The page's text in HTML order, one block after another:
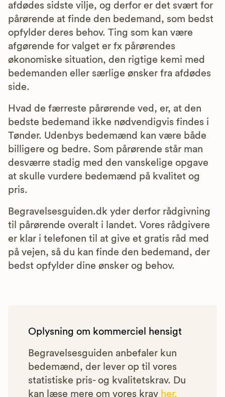
afdødes sidste vilje, og derfor er det svært for
pårørende at finde den bedemand, som bedst
opfylder deres behov. Ting som kan være
afgørende for valget er fx pårørendes
økonomiske situation, den rigtige kemi med
bedemanden eller særlige ønsker fra afdødes
side.
Hvad de færreste pårørende ved, er, at den
bedste bedemand ikke nødvendigvis findes i
Tønder. Udenbys bedemænd kan være både
billigere og bedre. Som pårørende står man
desværre stadig med den vanskelige opgave
at skulle vurdere bedemænd på kvalitet og
pris.
Begravelsesguiden.dk yder derfor rådgivning
til pårørende overalt i landet. Vores rådgivere
er klar i telefonen til at give et gratis råd med
på vejen, så du kan finde den bedemand, der
bedst opfylder dine ønsker og behov.
Oplysning om kommerciel hensigt
Begravelsesguiden anbefaler kun
bedemænd, der lever op til vores
statistiske pris- og kvalitetskrav. Du
kan læse mere om vores krav her.